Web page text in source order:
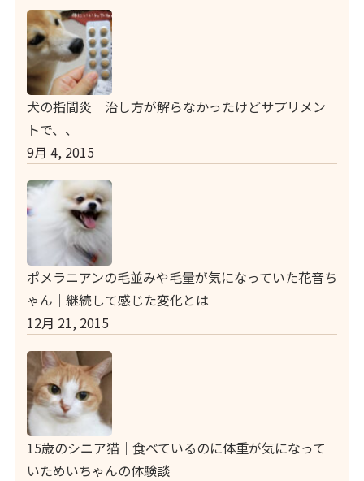
犬の指間炎 治し方が解らなかったけどサプリメン
トで、、
9月 4, 2015
ポメラニアンの毛並みや毛量が気になっていた花音ち
ゃん｜継続して感じた変化とは
12月 21, 2015
15歳のシニア猫｜食べているのに体重が気になって
いためいちゃんの体験談